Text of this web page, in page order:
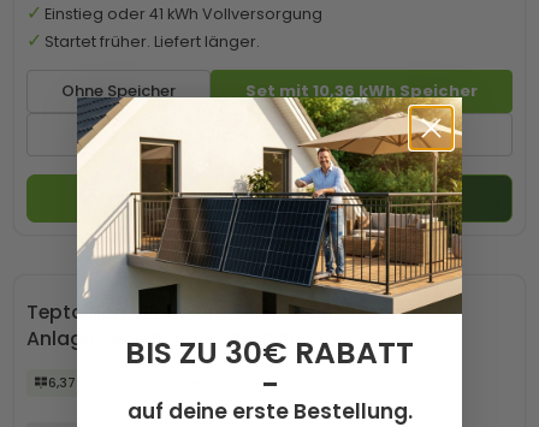
Ohne Speicher
Set mit 10,36 kWh Speicher
Set mit 20,72 kWh Speicher
+2
Einstieg oder 41 kWh Vollversorgung
Startet früher. Liefert länger.
In den Warenkorb
Tepto HomePremium 6 kWp Trina Huawei PV-
Anlage Speicher erweiterbar
6,37 kWp
BIS ZU 30€ RABATT
-
auf deine erste Bestellung.